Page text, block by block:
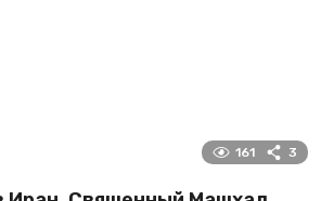
161 3